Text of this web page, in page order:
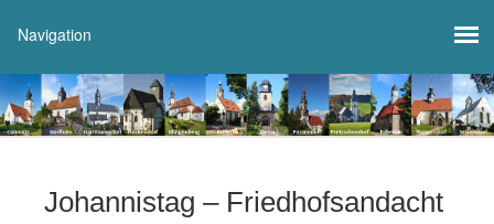
Johannistag – Friedhofsandacht